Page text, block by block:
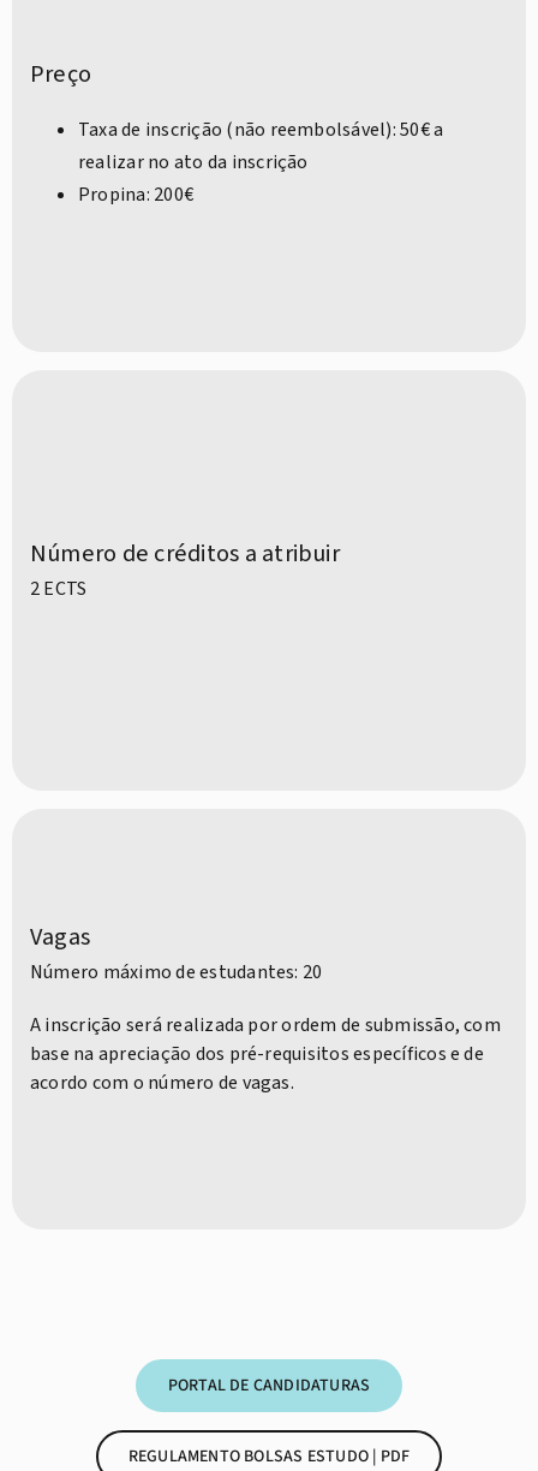
Preço
Taxa de inscrição (não reembolsável): 50€ a
realizar no ato da inscrição
Propina: 200€
Número de créditos a atribuir
2 ECTS
Vagas
Número máximo de estudantes: 20
A inscrição será realizada por ordem de submissão, com
base na apreciação dos pré-requisitos específicos e de
acordo com o número de vagas.
PORTAL DE CANDIDATURAS
REGULAMENTO BOLSAS ESTUDO | PDF